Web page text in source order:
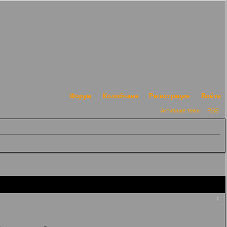
Форум Колобчане Регистрация Войти
Активные темы RSS
1